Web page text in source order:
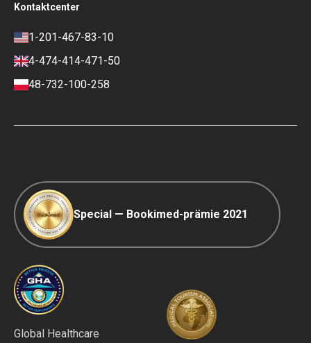
Soziale Auswirkungen und Medien
Karriere
Kontakte
Datenschutzrichtlinie
Richtlinie überprüfen
Zahlungs- und
Anzahlungsbedingungen
Kontaktcenter
1-201-467-83-10
4-474-414-471-50
48-732-100-258
Special — Bookimed-prämie 2021
Global Healthcare